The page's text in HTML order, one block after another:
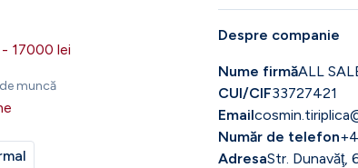
- 17000 lei
muncă
Despre companie
Nume firmăALL
CUI/CIF33727421
Email
Număr de telefon
AdresaStr. Dunavăţ,